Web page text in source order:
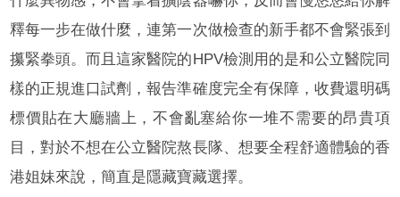
釋每一步在做什麼，連第一次做檢查的新手都不會緊張到
攥緊拳頭。而且這家醫院的HPV檢測用的是和公立醫院同
樣的正規進口試劑，報告準確度完全有保障，收費還明碼
標價貼在大廳牆上，不會亂塞給你一堆不需要的昂貴項
目，對於不想在公立醫院熬長隊、想要全程舒適體驗的香
港姐妹來說，簡直是隱藏寶藏選擇。